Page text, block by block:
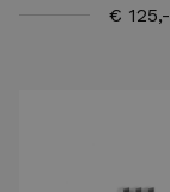
€ 125,-